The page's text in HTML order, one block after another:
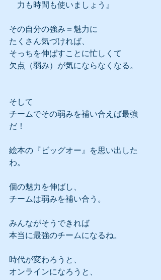
力も時間も使いましょう』
その自分の強み＝魅力に
たくさん気づければ、
そっちを伸ばすことに忙しくて
欠点（弱み）が気にならなくなる。
そして
チームでその弱みを補い合えば最強
だ！
絵本の『ビッグオー』を思い出した
わ。
個の魅力を伸ばし、
チームは弱みを補い合う。
みんながそうできれば
本当に最強のチームになるね。
時代が変わろうと、
オンラインになろうと、